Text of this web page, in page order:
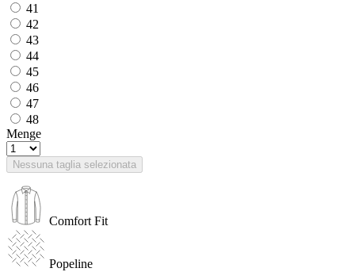
41
42
43
44
45
46
47
48
Menge
Nessuna taglia selezionata
Comfort Fit
Popeline